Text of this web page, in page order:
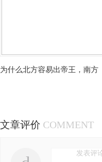
为什么北方容易出帝王，南方
文章评价 COMMENT
发表评